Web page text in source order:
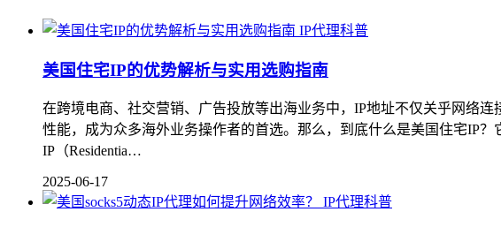
IP代理科普
美国住宅IP的优势解析与实用选购指南
在跨境电商、社交营销、广告投放等出海业务中，IP地址不仅关乎网络
性能，成为众多海外业务操作者的首选。那么，到底什么是美国住宅IP
IP（Residentia…
2025-06-17
IP代理科普